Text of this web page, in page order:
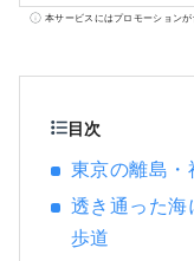
光アプ
だけで
の良さ
本サービスにはプロモーション
目次
東京の離島・
透き通った
歩道